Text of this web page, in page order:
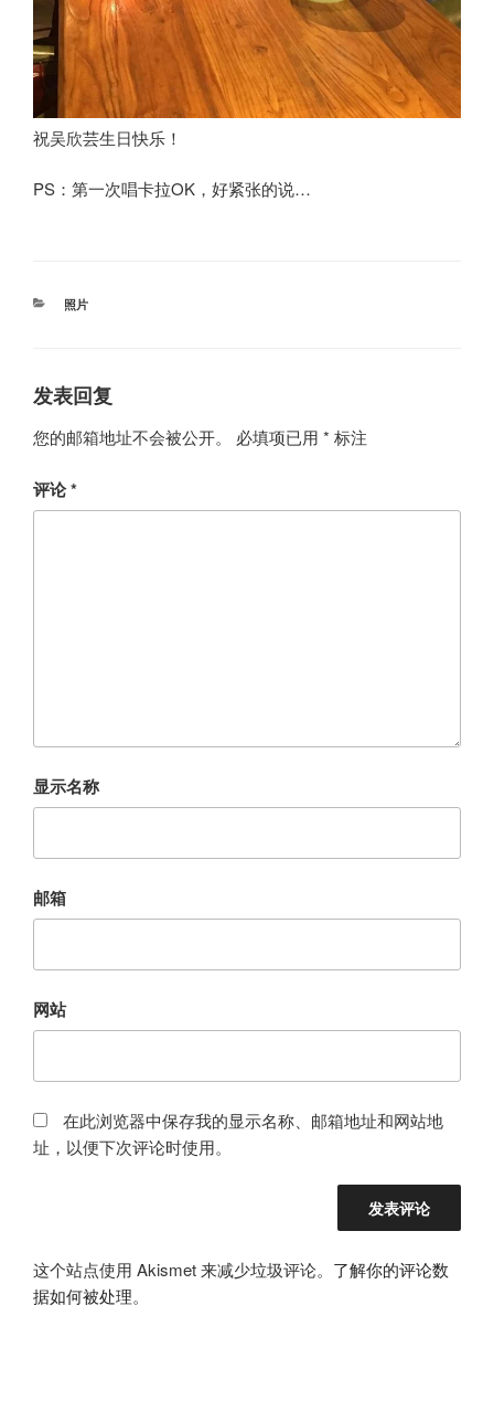
祝吴欣芸生日快乐！
PS：第一次唱卡拉OK，好紧张的说…
分
照片
发表回复
您的邮箱地址不会被公开。 必填项已用 * 标注
评论*
显示名称
邮箱
网站
在此浏览器中保存我的显示名称、邮箱地址和网站地
址，以便下次评论时使用。
这个站点使用 Akismet 来减少垃圾评论。 了解你的评论数
据如何被处理。